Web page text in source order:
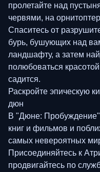
пролетайте над
червями, на
Спаситесь от
бурь, бушующих над
ландшафту, а затем
полюбоваться
садится.
Раскройте эпическую
дюн
В "Дюне: Пробуждение"
книг и фильмов и
самых невероятных
Присоединяйтесь к
продвигайтесь по